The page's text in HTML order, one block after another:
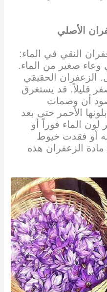
الأصلي
النقي في الماء:
صغير من الماء.
الزعفران الحقيقي
قليلاً. قد يستغرق
أن وصمات
الأحمر حتى بعد
لون الماء فوراً أو
أو فقدت خيوط
مادة الزعفران هذه